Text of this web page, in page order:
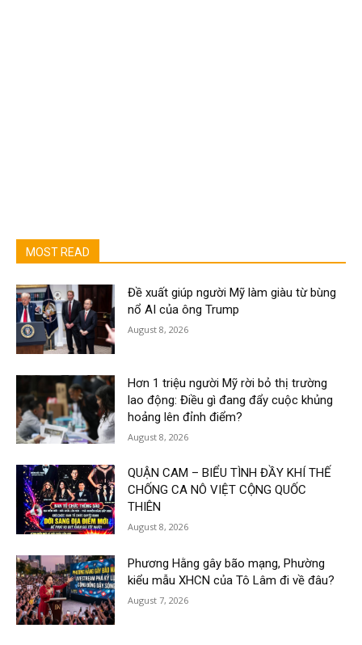
MOST READ
Đề xuất giúp người Mỹ làm giàu từ bùng
nổ AI của ông Trump
August 8, 2026
Hơn 1 triệu người Mỹ rời bỏ thị trường
lao động: Điều gì đang đẩy cuộc khủng
hoảng lên đỉnh điểm?
August 8, 2026
QUẬN CAM – BIỂU TÌNH ĐẦY KHÍ THẾ
CHỐNG CA NÔ VIỆT CỘNG QUỐC
THIÊN
August 8, 2026
Phương Hằng gây bão mạng, Phường
kiểu mẫu XHCN của Tô Lâm đi về đâu?
August 7, 2026